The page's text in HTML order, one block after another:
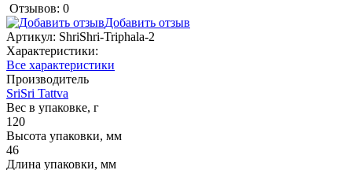
Отзывов: 0
Добавить отзыв
Артикул: ShriShri-Triphala-2
Характеристики:
Все характеристики
Производитель
SriSri Tattva
Вес в упаковке, г
120
Высота упаковки, мм
46
Длина упаковки, мм